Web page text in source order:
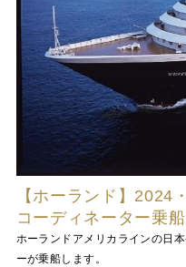
【ホーランド】2024
コーディネーター乗
ホーランドアメリカラインの日
ーが乗船します。